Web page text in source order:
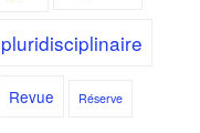
pluridisciplinaire
Revue Réserve